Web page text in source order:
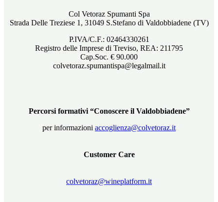
Col Vetoraz Spumanti Spa
Strada Delle Treziese 1, 31049 S.Stefano di Valdobbiadene (TV)
P.IVA/C.F.: 02464330261
Registro delle Imprese di Treviso, REA: 211795
Cap.Soc. € 90.000
colvetoraz.spumantispa@legalmail.it
Percorsi formativi “Conoscere il Valdobbiadene”
per informazioni accoglienza@colvetoraz.it
Customer Care
colvetoraz@wineplatform.it